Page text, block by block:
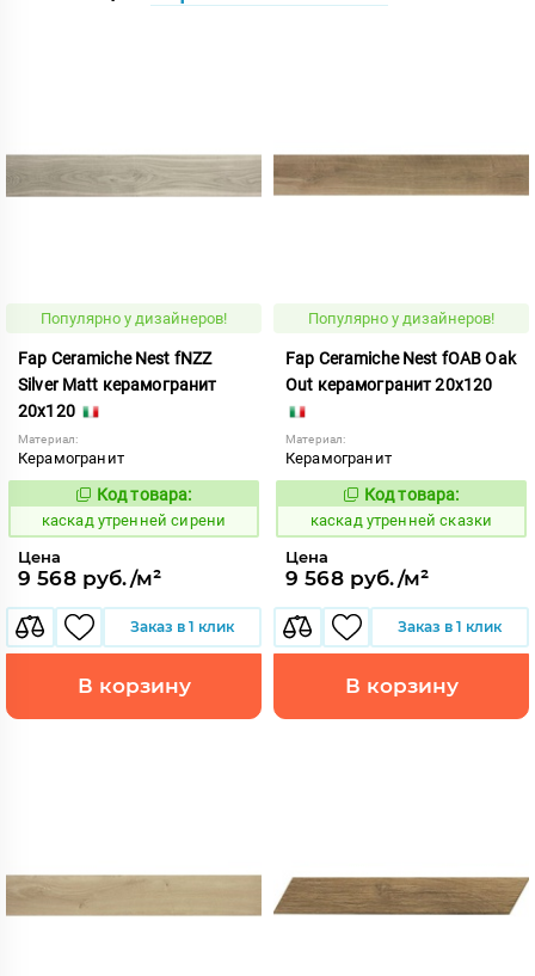
Популярно у дизайнеров!
Fap Ceramiche Nest fNZZ
Silver Matt керамогранит
20x120
Материал:
Керамогранит
638714
Код товара:
каскад утренней сирени
Цена
9 568 руб./м²
Заказ в 1 клик
В корзину
Популярно у дизайнеров!
Fap Ceramiche Nest fOAB Oak
Out керамогранит 20x120
Материал:
Керамогранит
638715
Код товара:
каскад утренней сказки
Цена
9 568 руб./м²
Заказ в 1 клик
В корзину